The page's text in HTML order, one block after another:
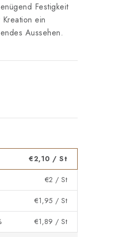
Festigkeit
ein
Aussehen.
€2,10 / St
€2 / St
€1,95 / St
€1,89 / St